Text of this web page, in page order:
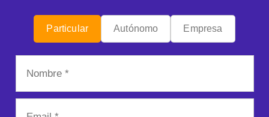
Particular Autónomo Empresa